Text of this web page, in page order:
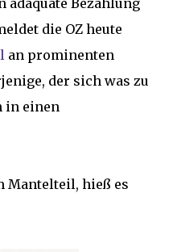
adäquate Bezahlung
die OZ heute
an prominenten
der sich was zu
in einen
Mantelteil, hieß es